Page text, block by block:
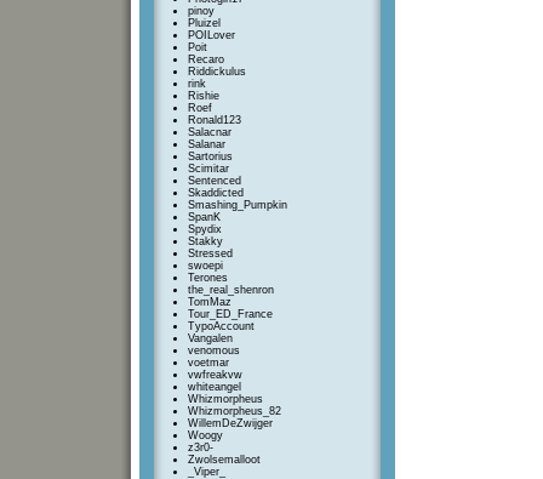
pinoy
Pluizel
POILover
Poit
Recaro
Riddickulus
rink
Rishie
Roef
Ronald123
Salacnar
Salanar
Sartorius
Scimitar
Sentenced
Skaddicted
Smashing_Pumpkin
SpanK
Spydix
Stakky
Stressed
swoepi
Terones
the_real_shenron
TomMaz
Tour_ED_France
TypoAccount
Vangalen
venomous
voetmar
vwfreakvw
whiteangel
Whizmorpheus
Whizmorpheus_82
WillemDeZwijger
Woogy
z3r0-
Zwolsemalloot
_Viper_